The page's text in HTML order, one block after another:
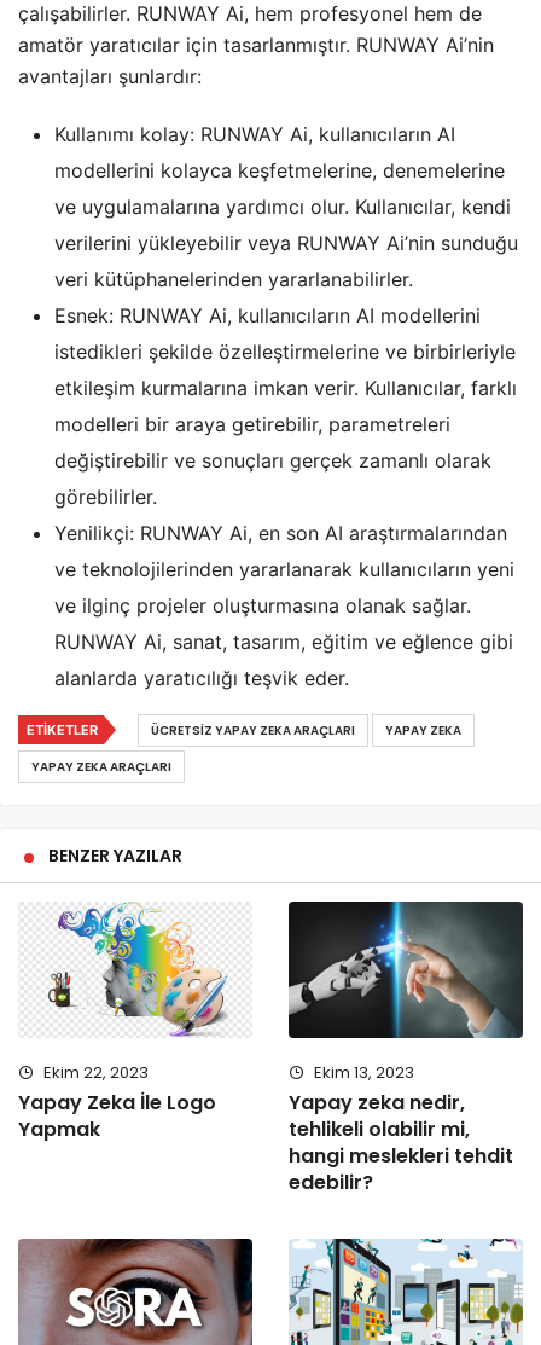
çalışabilirler. RUNWAY Ai, hem profesyonel hem de
amatör yaratıcılar için tasarlanmıştır. RUNWAY Ai’nin
avantajları şunlardır:
Kullanımı kolay: RUNWAY Ai, kullanıcıların AI
modellerini kolayca keşfetmelerine, denemelerine
ve uygulamalarına yardımcı olur. Kullanıcılar, kendi
verilerini yükleyebilir veya RUNWAY Ai’nin sunduğu
veri kütüphanelerinden yararlanabilirler.
Esnek: RUNWAY Ai, kullanıcıların AI modellerini
istedikleri şekilde özelleştirmelerine ve birbirleriyle
etkileşim kurmalarına imkan verir. Kullanıcılar, farklı
modelleri bir araya getirebilir, parametreleri
değiştirebilir ve sonuçları gerçek zamanlı olarak
görebilirler.
Yenilikçi: RUNWAY Ai, en son AI araştırmalarından
ve teknolojilerinden yararlanarak kullanıcıların yeni
ve ilginç projeler oluşturmasına olanak sağlar.
RUNWAY Ai, sanat, tasarım, eğitim ve eğlence gibi
alanlarda yaratıcılığı teşvik eder.
ETIKETLER ÜCRETSIZ YAPAY ZEKA ARAÇLARI
YAPAY ZEKA
YAPAY ZEKA ARAÇLARI
BENZER YAZILAR
Ekim 22, 2023
Yapay Zeka İle Logo
Yapmak
Ekim 13, 2023
Yapay zeka nedir,
tehlikeli olabilir mi,
hangi meslekleri tehdit
edebilir?